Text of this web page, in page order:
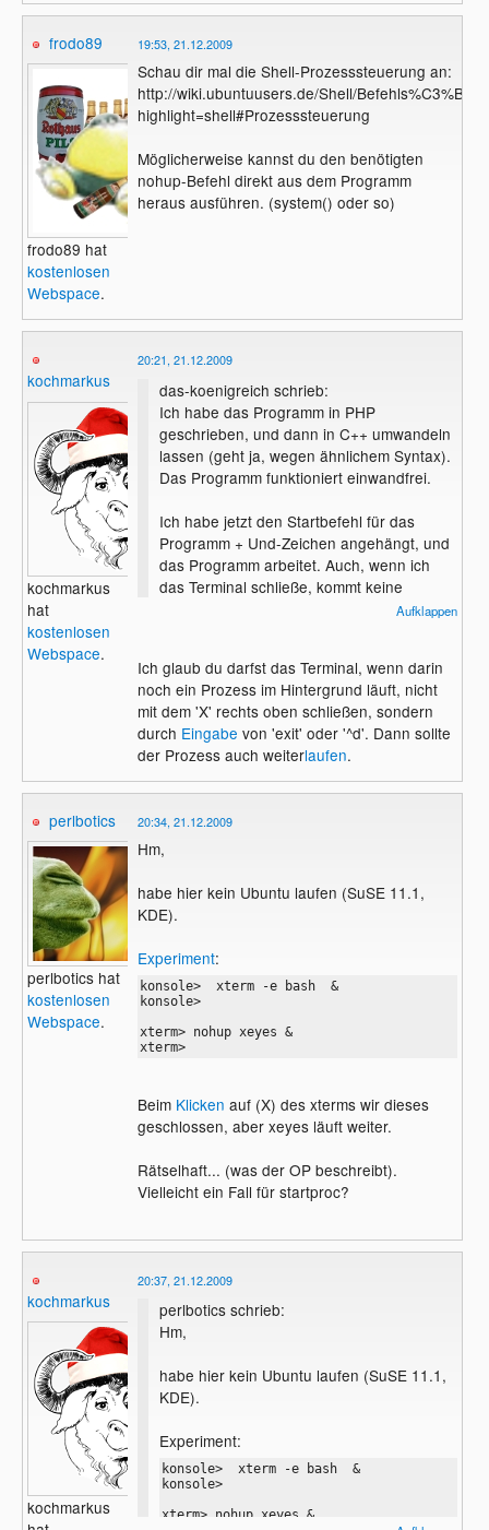
frodo89
frodo89 hat
kostenlosen
Webspace.
19:53, 21.12.2009
Schau dir mal die Shell-Prozesssteuerung an:
http://wiki.ubuntuusers.de/Shell/
highlight=shell#Prozesssteuerung
Möglicherweise kannst du den benötigten
nohup-Befehl direkt aus dem Programm
heraus ausführen. (system() oder so)
kochmarkus
kochmarkus
hat
kostenlosen
Webspace.
20:21, 21.12.2009
das-koenigreich schrieb:
Ich habe das Programm in PHP
geschrieben, und dann in C++ umwandeln
lassen (geht ja, wegen ähnlichem Syntax).
Das Programm funktioniert einwandfrei.
Ich habe jetzt den Startbefehl für das
Programm + Und-Zeichen angehängt, und
das Programm arbeitet. Auch, wenn ich
das Terminal schließe, kommt keine
Meldung, dass noch ein Prozess aktiv ist.
Programm nicht mehr arbeiten, und es
bringt mich nichts.
Aufklappen
Ich glaub du darfst das Terminal, wenn darin
noch ein Prozess im Hintergrund läuft, nicht
mit dem 'X' rechts oben schließen, sondern
durch Eingabe von 'exit' oder '^d'. Dann sollte
der Prozess auch weiterlaufen.
perlbotics
perlbotics hat
kostenlosen
Webspace.
20:34, 21.12.2009
Hm,
habe hier kein Ubuntu laufen (SuSE 11.1,
KDE).
Experiment:
konsole>  xterm -e bash  &
konsole>
xterm> nohup xeyes &
xterm>
Beim Klicken auf (X) des xterms wir dieses
geschlossen, aber xeyes läuft weiter.
Rätselhaft... (was der OP beschreibt).
Vielleicht ein Fall für startproc?
kochmarkus
kochmarkus
20:37, 21.12.2009
perlbotics schrieb:
Hm,
habe hier kein Ubuntu laufen (SuSE 11.1,
KDE).
Experiment:
konsole>  xterm -e bash  &
konsole>
xterm> nohup xeyes &